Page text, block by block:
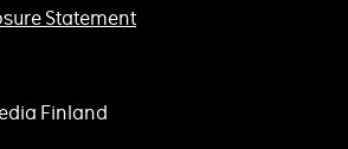
Statement
Finland